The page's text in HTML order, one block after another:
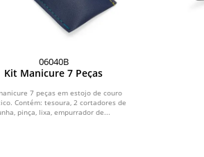
06040B
Kit Manicure 7 Peças
7 peças em estojo de couro
Contém: tesoura, 2 cortadores de
pinça, lixa, empurrador de...